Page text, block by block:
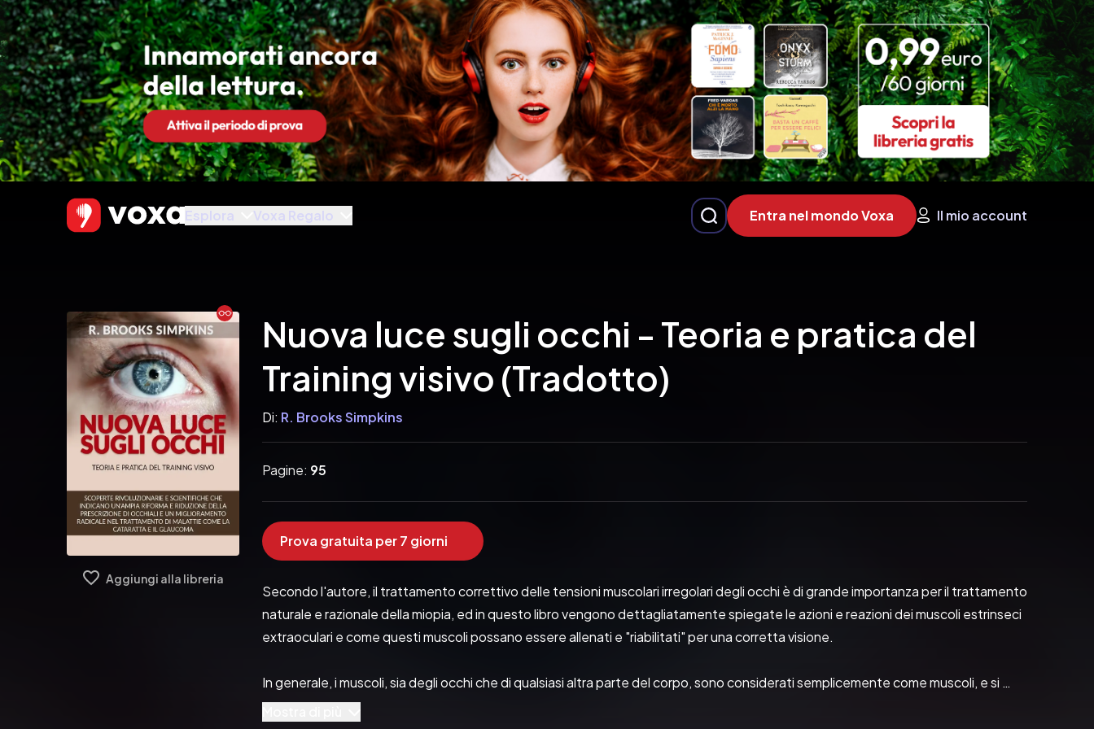
Esplora Voxa Regalo Entra nel mondo Voxa Il mio account
Ebook
Aggiungi alla libreria
Nuova luce sugli occhi - Teoria e pratica del
Training visivo (Tradotto)
Di: R. Brooks Simpkins
Pagine: 95
Prova gratuita per 7 giorni
Secondo l'autore, il trattamento correttivo delle tensioni muscolari irregolari degli occhi è di grande importanza per il trattamento
naturale e razionale della miopia, ed in questo libro vengono dettagliatamente spiegate le azioni e reazioni dei muscoli estrinseci
extraoculari e come questi muscoli possano essere allenati e "riabilitati" per una corretta visione.
In generale, i muscoli, sia degli occhi che di qualsiasi altra parte del corpo, sono considerati semplicemente come muscoli, e si
pensa molto poco, se non nulla, ai nervi motori che fanno funzionare tutti i muscoli: si contraggono, o si stringono e si accorciano